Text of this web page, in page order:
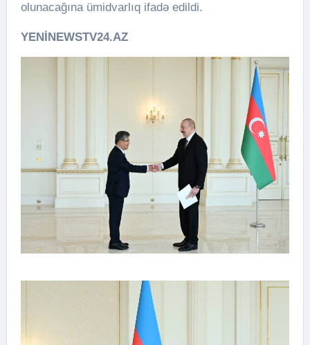
olunacağına ümidvarlıq ifadə edildi.
YENİNEWSTV24.AZ